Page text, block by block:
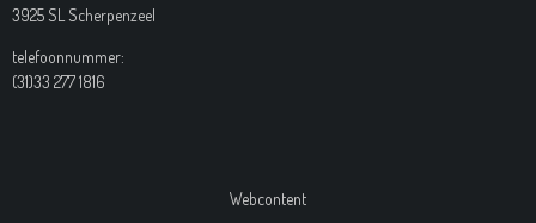
3925 SL Scherpenzeel
telefoonnummer:
(31)33 277 1816
Webcontent